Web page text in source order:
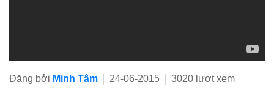
Đăng bởi Minh Tâm 24-06-2015 3020 lượt xem